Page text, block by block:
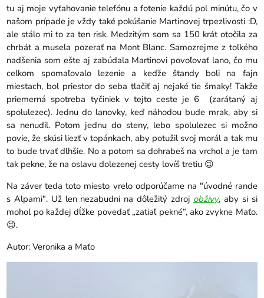
tu aj moje vyťahovanie telefónu a fotenie každú pol minútu, čo v
našom prípade je vždy také pokúšanie Martinovej trpezlivosti :D,
ale stálo mi to za ten risk. Medzitým som sa 150 krát otočila za
chrbát a musela pozerať na Mont Blanc. Samozrejme z toľkého
nadšenia som ešte aj zabúdala Martinovi povoľovať lano, čo mu
celkom spomaľovalo lezenie a keďže štandy boli na fajn
miestach, bol priestor do seba tlačiť aj nejaké tie šmaky! Takže
priemerná spotreba tyčiniek v tejto ceste je 6 (zarátaný aj
spolulezec). Jednu do lanovky, keď náhodou bude mrak, aby si
sa nenudil. Potom jednu do steny, lebo spolulezec si možno
povie, že skúsi liezť v topánkach, aby potužil svoj morál a tak mu
to bude trvať dlhšie. No a potom sa dohrabeš na vrchol a je tam
tak pekne, že na oslavu dolezenej cesty lovíš tretiu 😉
Na záver teda toto miesto vrelo odporúčame na "úvodné rande
s Alpami". Už len nezabudni na dôležitý zdroj obživy, aby si si
mohol po každej dĺžke povedať „zatiaľ pekné“, ako zvykne Maťo.
😉.
Autor: Veronika a Maťo